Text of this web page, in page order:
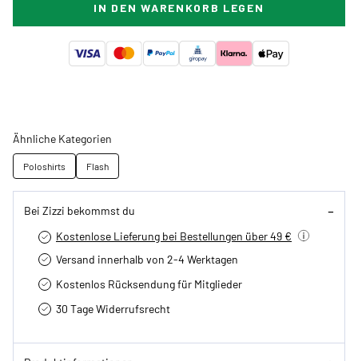
IN DEN WARENKORB LEGEN
Ähnliche Kategorien
Poloshirts Flash
Bei Zizzi bekommst du
Kostenlose Lieferung bei Bestellungen über 49 €
Versand innerhalb von 2-4 Werktagen
Kostenlos Rücksendung für Mitglieder
30 Tage Widerrufsrecht